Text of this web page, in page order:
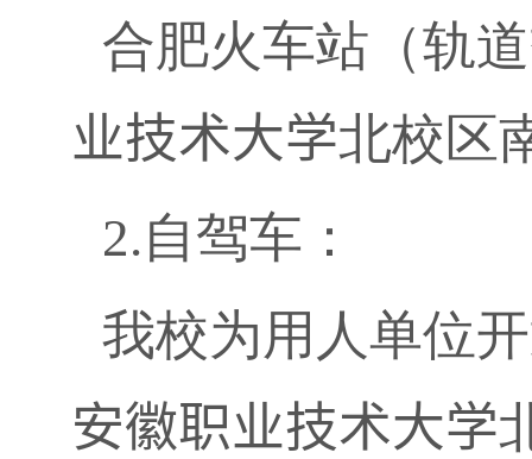
合肥火车站（轨
业技术大学北校区
2.自驾车：
我校为用人单位
安徽职业技术大学